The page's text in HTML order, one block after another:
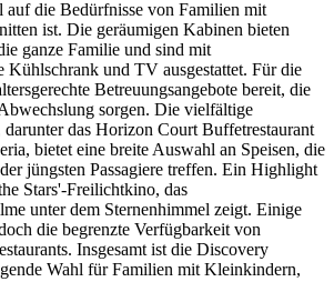
auf die Bedürfnisse von Familien mit
ist. Die geräumigen Kabinen bieten
ganze Familie und sind mit
und TV ausgestattet. Für die
Betreuungsangebote bereit, die
sorgen. Die vielfältige
das Horizon Court Buffetrestaurant
bietet eine breite Auswahl an Speisen, die
jüngsten Passagiere treffen. Ein Highlight
Stars'-Freilichtkino, das
unter dem Sternenhimmel zeigt. Einige
die begrenzte Verfügbarkeit von
Insgesamt ist die Discovery
Wahl für Familien mit Kleinkindern,